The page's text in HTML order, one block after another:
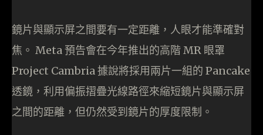
鏡片與顯示屏之間要有一定距離，人眼才能準確對
焦。 Meta 預告會在今年推出的高階 MR 眼罩
Project Cambria 據說將採用兩片一組的 Pancake
透鏡，利用偏振摺疊光線路徑來縮短鏡片與顯示屏
之間的距離，但仍然受到鏡片的厚度限制。